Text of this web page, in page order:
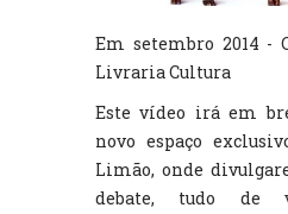
Em setembro 2014 -
Livraria Cultura
Este vídeo irá em
novo espaço
Limão, onde
debate, tudo de